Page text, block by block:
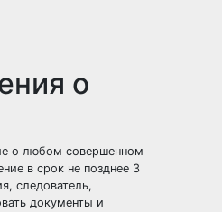
о
о любом совершенном
в срок не позднее 3
следователь,
документы и